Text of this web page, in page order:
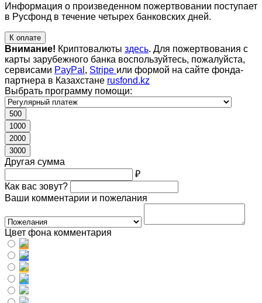
Информация о произведенном пожертвовании поступает
в Русфонд в течение четырех банковских дней.
К оплате
Внимание! Криптовалюты здесь. Для пожертвования с
карты зарубежного банка воспользуйтесь, пожалуйста,
сервисами PayPal , Stripe или формой на сайте фонда-
партнера в Казахстане rusfond.kz
Выбрать программу помощи:
500
1000
2000
3000
Другая сумма
₽
Как вас зовут?
Ваши комментарии и пожелания
Цвет фона комментария